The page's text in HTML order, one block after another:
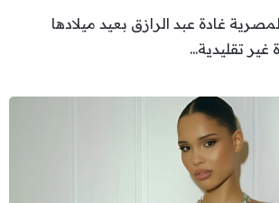
غادة عبد الرازق بعيد ميلادها
تقليدية...